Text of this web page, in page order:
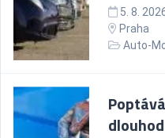
5. 8.
Praha
Auto-